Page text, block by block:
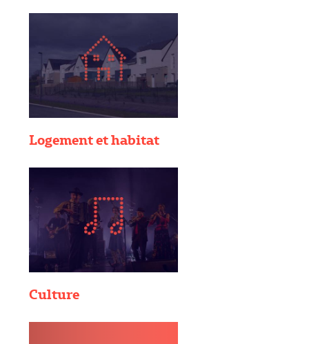
Logement et habitat
Culture